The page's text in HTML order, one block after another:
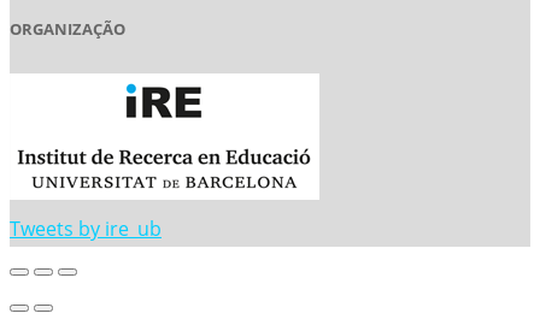
ORGANIZAÇÃO
Tweets by ire_ub